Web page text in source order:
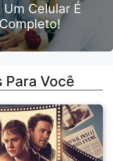
Celular É
Para Você